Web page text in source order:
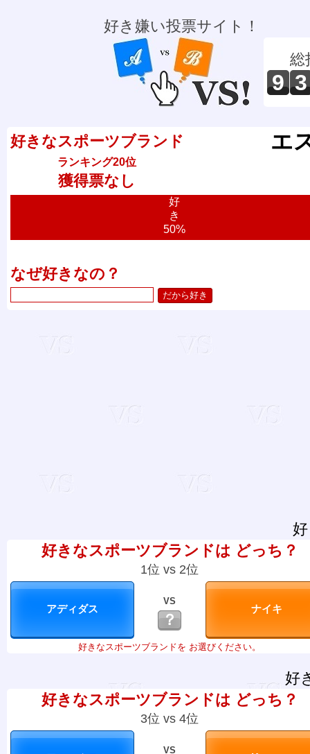
好き嫌い投票サイト！
総
9 3
好きなスポーツブランド
ランキング20位
獲得票なし
エ
好
き
50%
なぜ好きなの？
好きなスポーツブランドは どっち？
1位 vs 2位
VS
？
好きなスポーツブランドを お選びください。
好
好きなスポーツブランドは どっち？
3位 vs 4位
VS